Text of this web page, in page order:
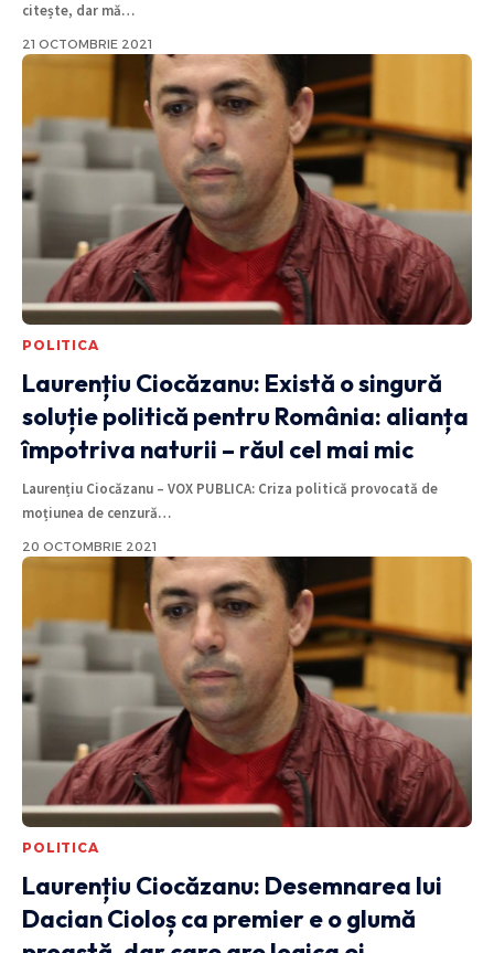
citește, dar mă…
21 OCTOMBRIE 2021
POLITICA
Laurențiu Ciocăzanu: Există o singură
soluție politică pentru România: alianța
împotriva naturii – răul cel mai mic
Laurențiu Ciocăzanu – VOX PUBLICA: Criza politică provocată de
moțiunea de cenzură…
20 OCTOMBRIE 2021
POLITICA
Laurențiu Ciocăzanu: Desemnarea lui
Dacian Cioloș ca premier e o glumă